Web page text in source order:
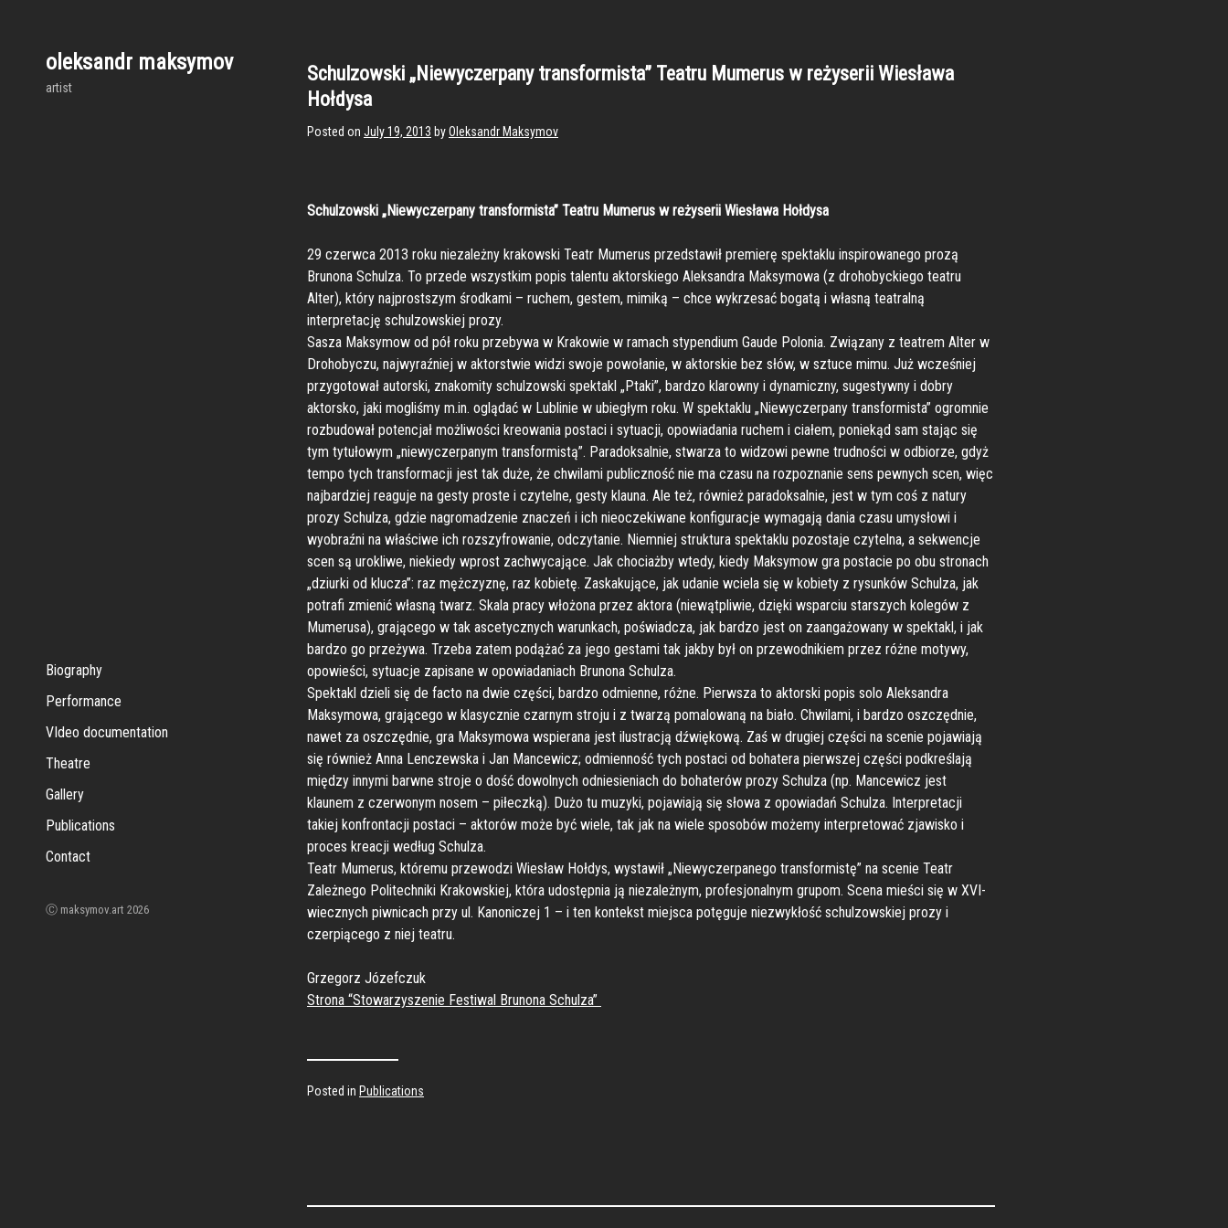
oleksandr maksymov
artist
Biography
Performance
VIdeo documentation
Theatre
Gallery
Publications
Contact
Ⓒ maksymov.art 2026
Schulzowski „Niewyczerpany transformista” Teatru Mumerus w reżyserii Wiesława
Hołdysa
Posted on July 19, 2013 byOleksandr Maksymov
Schulzowski „Niewyczerpany transformista” Teatru Mumerus w reżyserii Wiesława Hołdysa
29 czerwca 2013 roku niezależny krakowski Teatr Mumerus przedstawił premierę spektaklu inspirowanego prozą
Brunona Schulza. To przede wszystkim popis talentu aktorskiego Aleksandra Maksymowa (z drohobyckiego teatru
Alter), który najprostszym środkami – ruchem, gestem, mimiką – chce wykrzesać bogatą i własną teatralną
interpretację schulzowskiej prozy.
Sasza Maksymow od pół roku przebywa w Krakowie w ramach stypendium Gaude Polonia. Związany z teatrem Alter w
Drohobyczu, najwyraźniej w aktorstwie widzi swoje powołanie, w aktorskie bez słów, w sztuce mimu. Już wcześniej
przygotował autorski, znakomity schulzowski spektakl „Ptaki”, bardzo klarowny i dynamiczny, sugestywny i dobry
aktorsko, jaki mogliśmy m.in. oglądać w Lublinie w ubiegłym roku. W spektaklu „Niewyczerpany transformista” ogromnie
rozbudował potencjał możliwości kreowania postaci i sytuacji, opowiadania ruchem i ciałem, poniekąd sam stając się
tym tytułowym „niewyczerpanym transformistą”. Paradoksalnie, stwarza to widzowi pewne trudności w odbiorze, gdyż
tempo tych transformacji jest tak duże, że chwilami publiczność nie ma czasu na rozpoznanie sens pewnych scen, więc
najbardziej reaguje na gesty proste i czytelne, gesty klauna. Ale też, również paradoksalnie, jest w tym coś z natury
prozy Schulza, gdzie nagromadzenie znaczeń i ich nieoczekiwane konfiguracje wymagają dania czasu umysłowi i
wyobraźni na właściwe ich rozszyfrowanie, odczytanie. Niemniej struktura spektaklu pozostaje czytelna, a sekwencje
scen są urokliwe, niekiedy wprost zachwycające. Jak chociażby wtedy, kiedy Maksymow gra postacie po obu stronach
„dziurki od klucza”: raz mężczyznę, raz kobietę. Zaskakujące, jak udanie wciela się w kobiety z rysunków Schulza, jak
potrafi zmienić własną twarz. Skala pracy włożona przez aktora (niewątpliwie, dzięki wsparciu starszych kolegów z
Mumerusa), grającego w tak ascetycznych warunkach, poświadcza, jak bardzo jest on zaangażowany w spektakl, i jak
bardzo go przeżywa. Trzeba zatem podążać za jego gestami tak jakby był on przewodnikiem przez różne motywy,
opowieści, sytuacje zapisane w opowiadaniach Brunona Schulza.
Spektakl dzieli się de facto na dwie części, bardzo odmienne, różne. Pierwsza to aktorski popis solo Aleksandra
Maksymowa, grającego w klasycznie czarnym stroju i z twarzą pomalowaną na biało. Chwilami, i bardzo oszczędnie,
nawet za oszczędnie, gra Maksymowa wspierana jest ilustracją dźwiękową. Zaś w drugiej części na scenie pojawiają
się również Anna Lenczewska i Jan Mancewicz; odmienność tych postaci od bohatera pierwszej części podkreślają
między innymi barwne stroje o dość dowolnych odniesieniach do bohaterów prozy Schulza (np. Mancewicz jest
klaunem z czerwonym nosem – piłeczką). Dużo tu muzyki, pojawiają się słowa z opowiadań Schulza. Interpretacji
takiej konfrontacji postaci – aktorów może być wiele, tak jak na wiele sposobów możemy interpretować zjawisko i
proces kreacji według Schulza.
Teatr Mumerus, któremu przewodzi Wiesław Hołdys, wystawił „Niewyczerpanego transformistę” na scenie Teatr
Zależnego Politechniki Krakowskiej, która udostępnia ją niezależnym, profesjonalnym grupom. Scena mieści się w XVI-
wiecznych piwnicach przy ul. Kanoniczej 1 – i ten kontekst miejsca potęguje niezwykłość schulzowskiej prozy i
czerpiącego z niej teatru.
Grzegorz Józefczuk
Strona “Stowarzyszenie Festiwal Brunona Schulza”
Posted in Publications